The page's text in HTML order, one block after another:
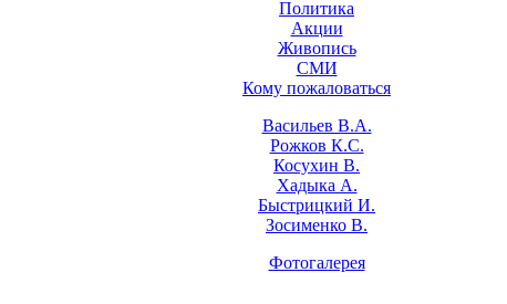
Политика
Акции
Живопись
СМИ
Кому пожаловаться
Васильев В.А.
Рожков К.С.
Косухин В.
Хадыка А.
Быстрицкий И.
Зосименко В.
Фотогалерея